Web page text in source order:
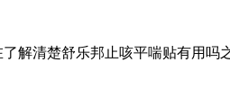
解清楚舒乐邦止咳平喘贴有用吗